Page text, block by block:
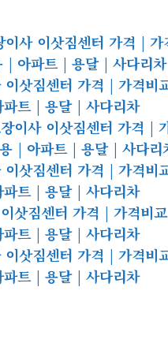
이사 이삿짐센터 가격 |
아파트 | 용달 | 사다리차
이삿짐센터 가격 | 가격
트 | 용달 | 사다리차
이사 이삿짐센터 가격 |
| 아파트 | 용달 | 사다리
이삿짐센터 가격 | 가격
트 | 용달 | 사다리차
삿짐센터 가격 | 가격비
트 | 용달 | 사다리차
이삿짐센터 가격 | 가격
트 | 용달 | 사다리차